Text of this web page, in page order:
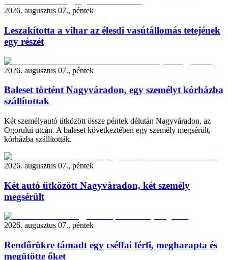
2026. augusztus 07., péntek
Leszakította a vihar az élesdi vasútállomás tetejének
egy részét
2026. augusztus 07., péntek
Baleset történt Nagyváradon, egy személyt kórházba
szállítottak
Két személyautó ütközött össze péntek délután Nagyváradon, az
Ogorului utcán. A baleset következtében egy személy megsérült,
kórházba szállították.
2026. augusztus 07., péntek
Két autó ütközött Nagyváradon, két személy
megsérült
2026. augusztus 07., péntek
Rendőrökre támadt egy cséffai férfi, megharapta és
megütötte őket